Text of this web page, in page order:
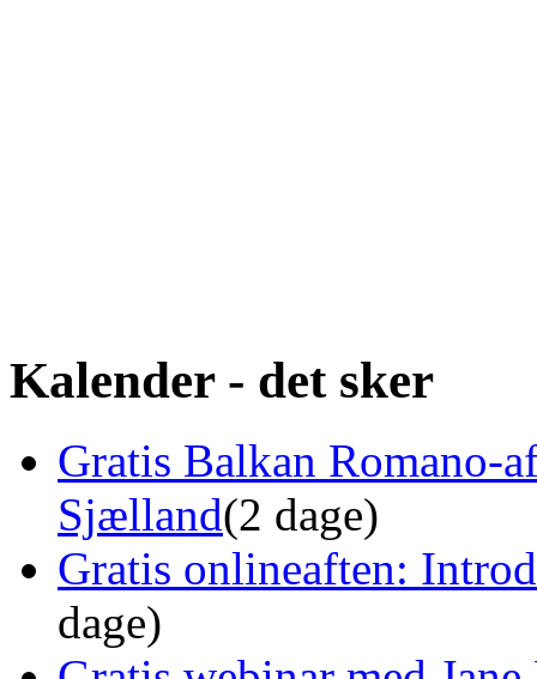
Kalender - det sker
Gratis Balkan Romano-
Sjælland(2 dage)
Gratis onlineaften:
dage)